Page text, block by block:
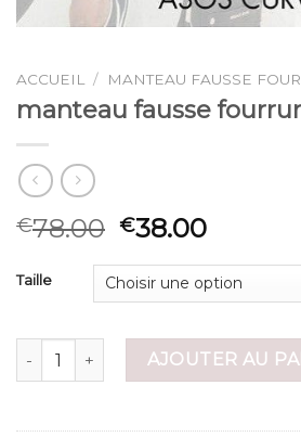
ACCUEIL / MANTEAU FAUSSE
manteau fausse
€78.00 €38.00
Taille
quantité de manteau fausse
AJOUTER AU